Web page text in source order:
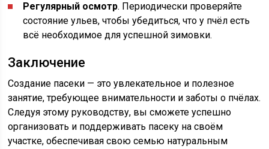
Регулярный осмотр. Периодически проверяйте
состояние ульев, чтобы убедиться, что у пчёл есть
всё необходимое для успешной зимовки.
Заключение
Создание пасеки — это увлекательное и полезное
занятие, требующее внимательности и заботы о пчёлах.
Следуя этому руководству, вы сможете успешно
организовать и поддерживать пасеку на своём
участке, обеспечивая свою семью натуральным